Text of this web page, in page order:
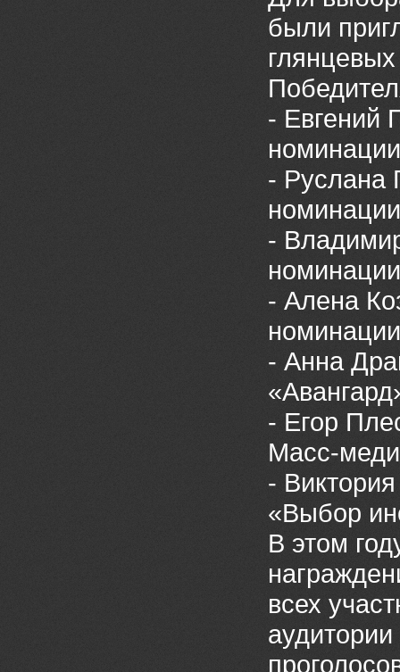
были
- Евгений
- Руслана
-
- Алена
- Анна
- Егор
Масс-
-
«Выбор
В этом
всех